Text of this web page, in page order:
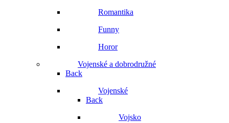
Romantika
Funny
Horor
Vojenské a dobrodružné
Back
Vojenské
Back
Vojsko